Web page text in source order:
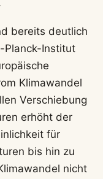
bereits deutlich
Planck-Institut
Klimawandel
Verschiebung
erhöht der
für
bis hin zu
nicht